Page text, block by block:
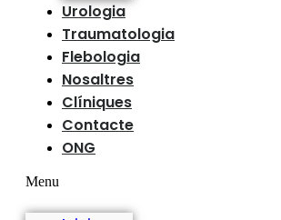
Urologia
Traumatologia
Flebologia
Nosaltres
Clíniques
Contacte
ONG
Menu